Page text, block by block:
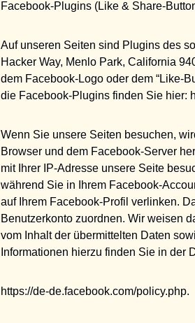
Facebook-Plugins (Like & Share-
Auf unseren Seiten sind Plugins des
Hacker Way, Menlo Park, California
dem Facebook-Logo oder dem “Like-
die Facebook-Plugins finden Sie hier:
Wenn Sie unsere Seiten besuchen,
Browser und dem Facebook-Server
mit Ihrer IP-Adresse unsere Seite
während Sie in Ihrem Facebook-
auf Ihrem Facebook-Profil verlinken.
Benutzerkonto zuordnen. Wir weisen
vom Inhalt der übermittelten Daten
Informationen hierzu finden Sie in der
https://de-de.facebook.com/policy.php.